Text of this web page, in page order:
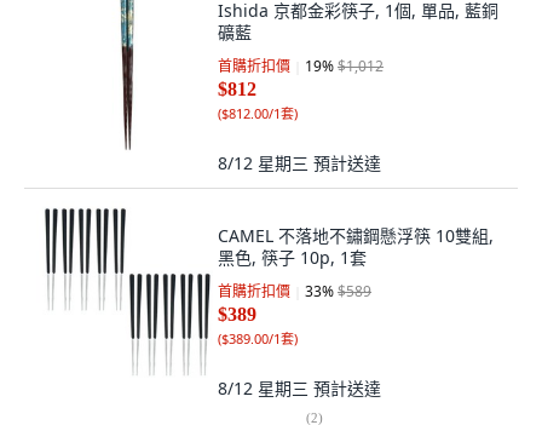
Ishida 京都金彩筷子, 1個, 單品, 藍銅
礦藍
首購折扣價 19%$1,012
$812
($812.00/1套)
8/12 星期三 預計送達
CAMEL 不落地不鏽鋼懸浮筷 10雙組,
黑色, 筷子 10p, 1套
首購折扣價 33%$589
$389
($389.00/1套)
8/12 星期三 預計送達
(2)